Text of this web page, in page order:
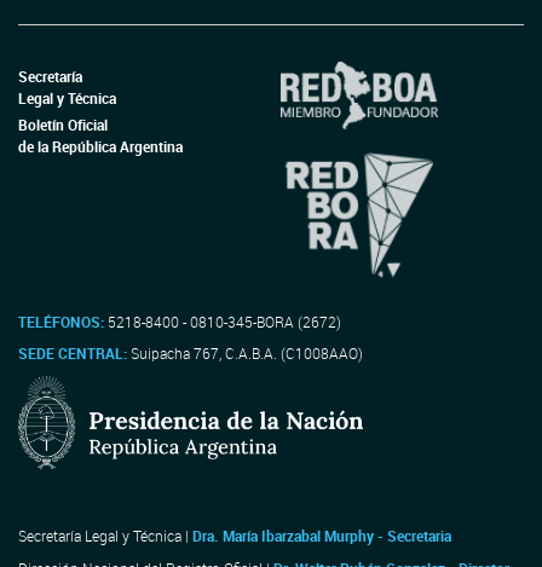
Secretaría
Legal y Técnica
Boletín Oficial
de la República Argentina
TELÉFONOS: 5218-8400 - 0810-345-BORA (2672)
SEDE CENTRAL:Suipacha 767, C.A.B.A. (C1008AAO)
Secretaría Legal y Técnica | Dra. María Ibarzabal Murphy - Secretaria